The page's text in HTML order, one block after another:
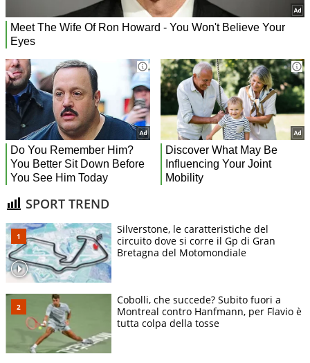
SPORT TREND
Silverstone, le caratteristiche del
circuito dove si corre il Gp di Gran
Bretagna del Motomondiale
Cobolli, che succede? Subito fuori a
Montreal contro Hanfmann, per Flavio è
tutta colpa della tosse